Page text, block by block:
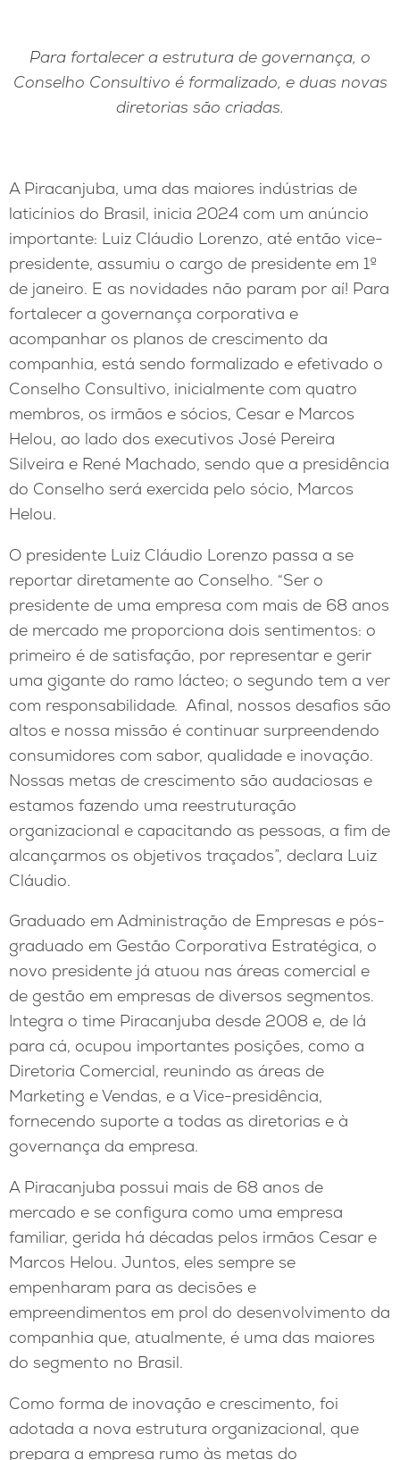
Para fortalecer a estrutura de governança, o
Conselho Consultivo é formalizado, e duas novas
diretorias são criadas.
A Piracanjuba, uma das maiores indústrias de
laticínios do Brasil, inicia 2024 com um anúncio
importante: Luiz Cláudio Lorenzo, até então vice-
presidente, assumiu o cargo de presidente em 1º
de janeiro. E as novidades não param por aí! Para
fortalecer a governança corporativa e
acompanhar os planos de crescimento da
companhia, está sendo formalizado e efetivado o
Conselho Consultivo, inicialmente com quatro
membros, os irmãos e sócios, Cesar e Marcos
Helou, ao lado dos executivos José Pereira
Silveira e René Machado, sendo que a presidência
do Conselho será exercida pelo sócio, Marcos
Helou.
O presidente Luiz Cláudio Lorenzo passa a se
reportar diretamente ao Conselho. “Ser o
presidente de uma empresa com mais de 68 anos
de mercado me proporciona dois sentimentos: o
primeiro é de satisfação, por representar e gerir
uma gigante do ramo lácteo; o segundo tem a ver
com responsabilidade. Afinal, nossos desafios são
altos e nossa missão é continuar surpreendendo
consumidores com sabor, qualidade e inovação.
Nossas metas de crescimento são audaciosas e
estamos fazendo uma reestruturação
organizacional e capacitando as pessoas, a fim de
alcançarmos os objetivos traçados”, declara Luiz
Cláudio.
Graduado em Administração de Empresas e pós-
graduado em Gestão Corporativa Estratégica, o
novo presidente já atuou nas áreas comercial e
de gestão em empresas de diversos segmentos.
Integra o time Piracanjuba desde 2008 e, de lá
para cá, ocupou importantes posições, como a
Diretoria Comercial, reunindo as áreas de
Marketing e Vendas, e a Vice-presidência,
fornecendo suporte a todas as diretorias e à
governança da empresa.
A Piracanjuba possui mais de 68 anos de
mercado e se configura como uma empresa
familiar, gerida há décadas pelos irmãos Cesar e
Marcos Helou. Juntos, eles sempre se
empenharam para as decisões e
empreendimentos em prol do desenvolvimento da
companhia que, atualmente, é uma das maiores
do segmento no Brasil.
Como forma de inovação e crescimento, foi
adotada a nova estrutura organizacional, que
prepara a empresa rumo às metas do